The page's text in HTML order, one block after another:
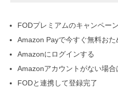
FODプレミアムのキャンペー
Amazon Payで今すぐ無料おた
Amazonにログインする
Amazonアカウントがない場合
FODと連携して登録完了